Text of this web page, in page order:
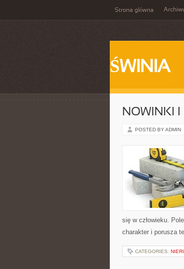
Strona główna
ŚWINIA
NOWINKI
POSTED BY ADMIN
się w człowieku.
charakter i porusza
CATEGORIES: